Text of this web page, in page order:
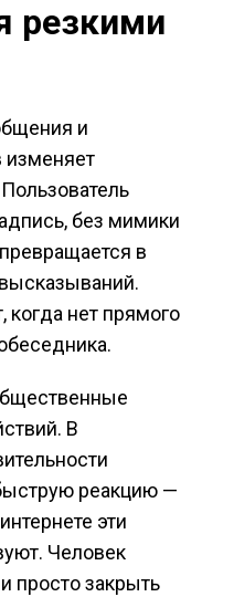
резкими
и
изменяет
без мимики
в
когда нет прямого
В
реакцию —
эти
Человек
просто закрыть